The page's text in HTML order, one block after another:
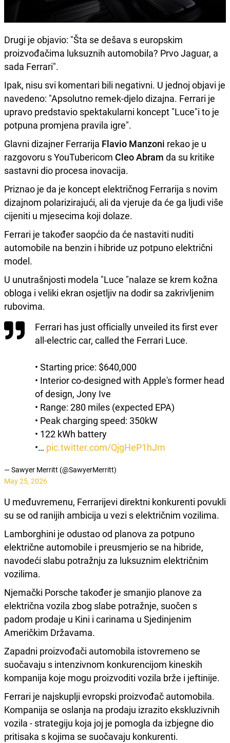
Drugi je objavio: "Šta se dešava s europskim
proizvođačima luksuznih automobila? Prvo Jaguar, a
sada Ferrari".
Ipak, nisu svi komentari bili negativni. U jednoj objavi je
navedeno: "Apsolutno remek-djelo dizajna. Ferrari je
upravo predstavio spektakularni koncept "Luce"i to je
potpuna promjena pravila igre".
Glavni dizajner Ferrarija Flavio Manzoni rekao je u
razgovoru s YouTubericom Cleo Abram da su kritike
sastavni dio procesa inovacija.
Priznao je da je koncept električnog Ferrarija s novim
dizajnom polarizirajući, ali da vjeruje da će ga ljudi više
cijeniti u mjesecima koji dolaze.
Ferrari je također saopćio da će nastaviti nuditi
automobile na benzin i hibride uz potpuno električni
model.
U unutrašnjosti modela "Luce "nalaze se krem kožna
obloga i veliki ekran osjetljiv na dodir sa zakrivljenim
rubovima.
Ferrari has just officially unveiled its first ever
all-electric car, called the Ferrari Luce.
• Starting price: $640,000
• Interior co-designed with Apple's former head
of design, Jony Ive
• Range: 280 miles (expected EPA)
• Peak charging speed: 350kW
• 122 kWh battery
•… pic.twitter.com/QjgHeP1hJm
— Sawyer Merritt (@SawyerMerritt)
May 25, 2026
U međuvremenu, Ferrarijevi direktni konkurenti povukli
su se od ranijih ambicija u vezi s električnim vozilima.
Lamborghini je odustao od planova za potpuno
električne automobile i preusmjerio se na hibride,
navodeći slabu potražnju za luksuznim električnim
vozilima.
Njemački Porsche također je smanjio planove za
električna vozila zbog slabe potražnje, suočen s
padom prodaje u Kini i carinama u Sjedinjenim
Američkim Državama.
Zapadni proizvođači automobila istovremeno se
suočavaju s intenzivnom konkurencijom kineskih
kompanija koje mogu proizvoditi vozila brže i jeftinije.
Ferrari je najskuplji evropski proizvođač automobila.
Kompanija se oslanja na prodaju izrazito ekskluzivnih
vozila - strategiju koja joj je pomogla da izbjegne dio
pritisaka s kojima se suočavaju konkurenti.